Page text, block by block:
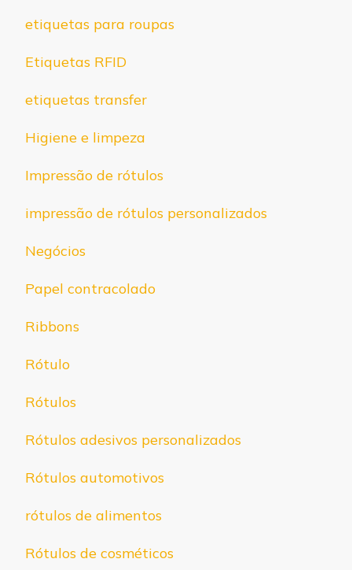
etiquetas para roupas
Etiquetas RFID
etiquetas transfer
Higiene e limpeza
Impressão de rótulos
impressão de rótulos personalizados
Negócios
Papel contracolado
Ribbons
Rótulo
Rótulos
Rótulos adesivos personalizados
Rótulos automotivos
rótulos de alimentos
Rótulos de cosméticos